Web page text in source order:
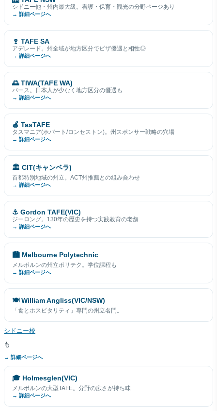
シドニー他・州内最大級。看護・保育・観光の分野ページあり
→ 詳細ページへ
🍷 TAFE SA
アデレード。州全域が地方区分でビザ優遇と相性◎
→ 詳細ページへ
🌅 TIWA(TAFE WA)
パース。日本人が少なく地方区分の優遇も
→ 詳細ページへ
🍎 TasTAFE
タスマニア(ホバート/ロンセストン)。州スポンサー戦略の穴場
→ 詳細ページへ
🏛 CIT(キャンベラ)
首都特別地域の州立。ACT州推薦との組み合わせ
→ 詳細ページへ
⚓ Gordon TAFE(VIC)
ジーロング。130年の歴史を持つ実践教育の老舗
→ 詳細ページへ
🏙 Melbourne Polytechnic
メルボルンの州立ポリテク。学位課程も
→ 詳細ページへ
🍽 William Angliss(VIC/NSW)
「食とホスピタリティ」専門の州立名門。
シドニー校
も
→ 詳細ページへ
🎓 Holmesglen(VIC)
メルボルンの大型TAFE。分野の広さが持ち味
→ 詳細ページへ